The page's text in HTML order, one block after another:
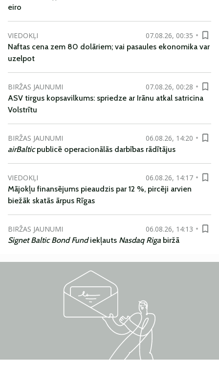
eiro
VIEDOKĻI
07.08.26, 00:35
Naftas cena zem 80 dolāriem; vai pasaules ekonomika var
uzelpot
BIRŽAS JAUNUMI
07.08.26, 00:28
ASV tirgus kopsavilkums: spriedze ar Irānu atkal satricina
Volstrītu
BIRŽAS JAUNUMI
06.08.26, 14:20
airBalticpublicē operacionālās darbības rādītājus
VIEDOKĻI
06.08.26, 14:17
Mājokļu finansējums pieaudzis par 12 %, pircēji arvien
biežāk skatās ārpus Rīgas
BIRŽAS JAUNUMI
06.08.26, 14:13
Signet Baltic Bond Fundiekļauts Nasdaq Riga biržā